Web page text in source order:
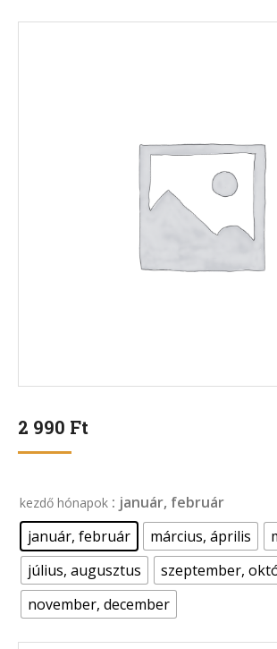
2 990 Ft
kezdő hónapok : január, február
január, február
március, április
július, augusztus
szeptember,
november, december